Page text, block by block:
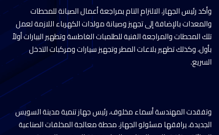
وأكد رئيس الجهاز، الالتزام التام بمراجعة أعمال الصيانة للمحطات
والمعدات بالإضافة إلى تجهيز وصيانة مولدات الكهرباء اللازمة لعمل
تلك المحطات والمراجعة الفنية للطلمبات الغاطسة وتطهير البيارات أولاً
بأول، وكذلك تطهير بلاعات المطر وتجهيز سيارات ومركبات التدخل
السريع.
وتفقدت المهندسة أسماء مخلوف، رئيس جهاز تنمية مدينة السويس
الجديدة، يرافقها مسئولو الجهاز، محطة معالجة المخلفات الصناعية